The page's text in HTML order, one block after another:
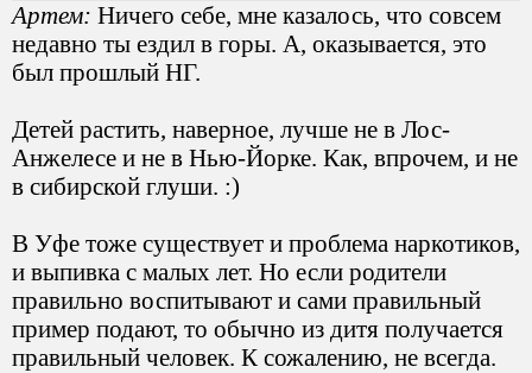
Артем: Ничего себе, мне казалось, что совсем
недавно ты ездил в горы. А, оказывается, это
был прошлый НГ.
Детей растить, наверное, лучше не в Лос-
Анжелесе и не в Нью-Йорке. Как, впрочем, и не
в сибирской глуши. :)
В Уфе тоже существует и проблема наркотиков,
и выпивка с малых лет. Но если родители
правильно воспитывают и сами правильный
пример подают, то обычно из дитя получается
правильный человек. К сожалению, не всегда.